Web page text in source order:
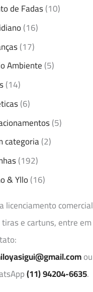
de Fadas(10)
(16)
(17)
Ambiente(5)
(14)
(6)
(5)
categoria(2)
(192)
& Yllo(16)
licenciamento comercial
e cartuns, entre em
ou
(11) 94204-6635.